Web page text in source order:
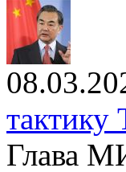
тактику
Глава